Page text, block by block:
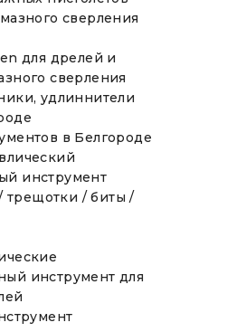
сверления
для дрелей и
сверления
удлиннители
в Белгороде
инструмент
трещотки / биты /
инструмент для